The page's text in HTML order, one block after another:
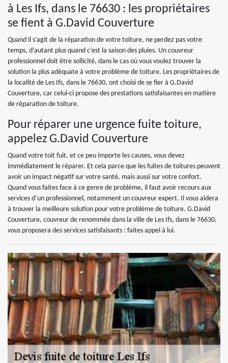
à Les Ifs, dans le 76630 : les propriétaires
se fient à G.David Couverture
Quand il s’agit de la réparation de votre toiture, ne perdez pas votre
temps, d’autant plus quand c’est la saison des pluies. Un couvreur
professionnel doit être sollicité, dans le cas où vous voulez trouver la
solution la plus adéquate à votre problème de toiture. Les propriétaires de
la localité de Les Ifs, dans le 76630, ont choisi de se fier à G.David
Couverture, car celui-ci propose des prestations satisfaisantes en matière
de réparation de toiture.
Pour réparer une urgence fuite toiture,
appelez G.David Couverture
Quand votre toit fuit, et ce peu importe les causes, vous devez
immédiatement le réparer. Et cela parce que les fuites de toitures peuvent
avoir un impact négatif sur votre santé, mais aussi sur votre confort.
Quand vous faites face à ce genre de problème, il faut avoir recours aux
services d’un professionnel, notamment un couvreur expert. Il vous aidera
à trouver la meilleure solution pour votre problème de toiture. G.David
Couverture, couvreur de renommée dans la ville de Les Ifs, dans le 76630,
vous proposera des services satisfaisants : faites appel à lui.